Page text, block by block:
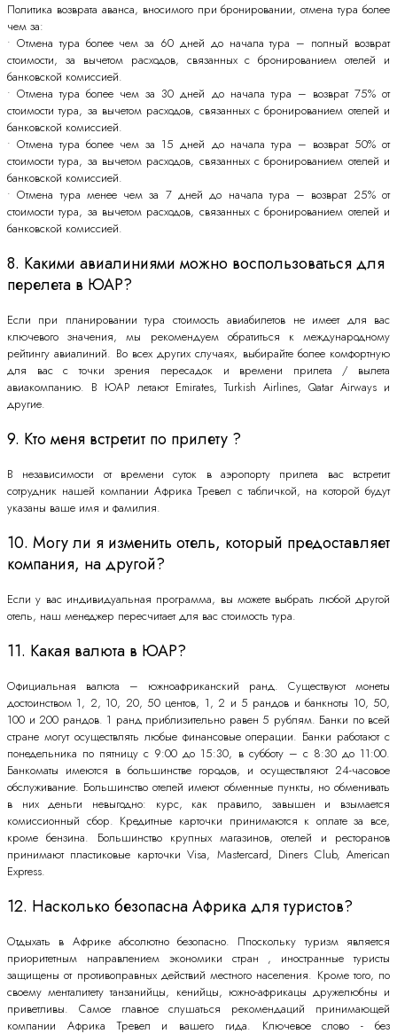
Политика возврата аванса, вносимого при бронировании, отмена тура более
чем за:
• Отмена тура более чем за 60 дней до начала тура – полный возврат
стоимости, за вычетом расходов, связанных с бронированием отелей и
банковской комиссией.
• Отмена тура более чем за 30 дней до начала тура – возврат 75% от
стоимости тура, за вычетом расходов, связанных с бронированием отелей и
банковской комиссией.
• Отмена тура более чем за 15 дней до начала тура – возврат 50% от
стоимости тура, за вычетом расходов, связанных с бронированием отелей и
банковской комиссией.
• Отмена тура менее чем за 7 дней до начала тура – возврат 25% от
стоимости тура, за вычетом расходов, связанных с бронированием отелей и
банковской комиссией.
8. Какими авиалиниями можно воспользоваться для
перелета в ЮАР?
Если при планировании тура стоимость авиабилетов не имеет для вас
ключевого значения, мы рекомендуем обратиться к международному
рейтингу авиалиний. Во всех других случаях, выбирайте более комфортную
для вас с точки зрения пересадок и времени прилета / вылета
авиакомпанию. В ЮАР летают Emirates, Turkish Airlines, Qatar Airways и
другие.
9. Кто меня встретит по прилету ?
В независимости от времени суток в аэропорту прилета вас встретит
сотрудник нашей компании Африка Тревел с табличкой, на которой будут
указаны ваше имя и фамилия.
10. Могу ли я изменить отель, который предоставляет
компания, на другой?
Если у вас индивидуальная программа, вы можете выбрать любой другой
отель, наш менеджер пересчитает для вас стоимость тура.
11. Какая валюта в ЮАР?
Официальная валюта – южноафриканский ранд. Существуют монеты
достоинством 1, 2, 10, 20, 50 центов, 1, 2 и 5 рандов и банкноты 10, 50,
100 и 200 рандов. 1 ранд приблизительно равен 5 рублям. Банки по всей
стране могут осуществлять любые финансовые операции. Банки работают с
понедельника по пятницу с 9:00 до 15:30, в субботу – с 8:30 до 11:00.
Банкоматы имеются в большинстве городов, и осуществляют 24-часовое
обслуживание. Большинство отелей имеют обменные пункты, но обменивать
в них деньги невыгодно: курс, как правило, завышен и взымается
комиссионный сбор. Кредитные карточки принимаются к оплате за все,
кроме бензина. Большинство крупных магазинов, отелей и ресторанов
принимают пластиковые карточки Visa, Mastercard, Diners Club, American
Express.
12. Насколько безопасна Африка для туристов?
Отдыхать в Африке абсолютно безопасно. Ппоскольку туризм является
приоритетным направлением экономики стран , иностранные туристы
защищены от противоправных действий местного населения. Кроме того, по
своему менталитету танзанийцы, кенийцы, южно-африкацы дружелюбны и
приветливы. Самое главное слушаться рекомендаций принимающей
компании Африка Тревел и вашего гида. Ключевое слово - без